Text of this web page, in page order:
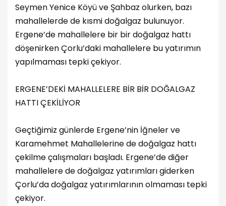
Seymen Yenice Köyü ve Şahbaz olurken, bazı
mahallelerde de kısmi doğalgaz bulunuyor.
Ergene’de mahallelere bir bir doğalgaz hattı
döşenirken Çorlu’daki mahallelere bu yatırımın
yapılmaması tepki çekiyor.
ERGENE’DEKİ MAHALLELERE BİR BİR DOĞALGAZ
HATTI ÇEKİLİYOR
Geçtiğimiz günlerde Ergene’nin İğneler ve
Karamehmet Mahallelerine de doğalgaz hattı
çekilme çalışmaları başladı. Ergene’de diğer
mahallelere de doğalgaz yatırımları giderken
Çorlu’da doğalgaz yatırımlarının olmaması tepki
çekiyor.